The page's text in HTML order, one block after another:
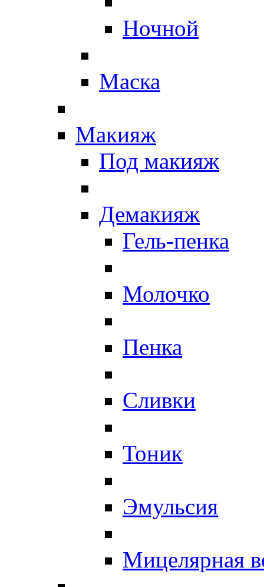
Ночной
Маска
Макияж
Под макияж
Демакияж
Гель-пенка
Молочко
Пенка
Сливки
Тоник
Эмульсия
Мицелярная